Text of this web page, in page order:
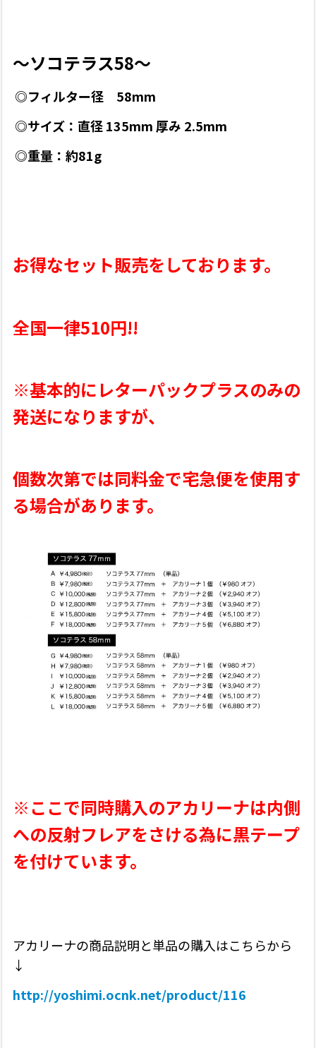
〜ソコテラス58〜
◎フィルター径 58mm
◎サイズ：直径 135mm 厚み 2.5mm
◎重量：約81g
お得なセット販売をしております。
全国一律510円!!
※基本的にレターパックプラスのみの
発送になりますが、
個数次第では同料金で宅急便を使用す
る場合があります。
※ここで同時購入のアカリーナは内側
への反射フレアをさける為に黒テープ
を付けています。
アカリーナの商品説明と単品の購入はこちらから
↓
http://yoshimi.ocnk.net/product/116